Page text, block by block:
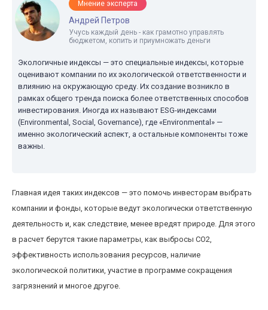
Мнение эксперта
Андрей Петров
Учусь каждый день - как грамотно управлять
бюджетом, копить и приумножать деньги
Экологичные индексы — это специальные индексы, которые
оценивают компании по их экологической ответственности и
влиянию на окружающую среду. Их создание возникло в
рамках общего тренда поиска более ответственных способов
инвестирования. Иногда их называют ESG-индексами
(Environmental, Social, Governance), где «Environmental» —
именно экологический аспект, а остальные компоненты тоже
важны.
Главная идея таких индексов — это помочь инвесторам выбрать
компании и фонды, которые ведут экологически ответственную
деятельность и, как следствие, менее вредят природе. Для этого
в расчет берутся такие параметры, как выбросы CO2,
эффективность использования ресурсов, наличие
экологической политики, участие в программе сокращения
загрязнений и многое другое.